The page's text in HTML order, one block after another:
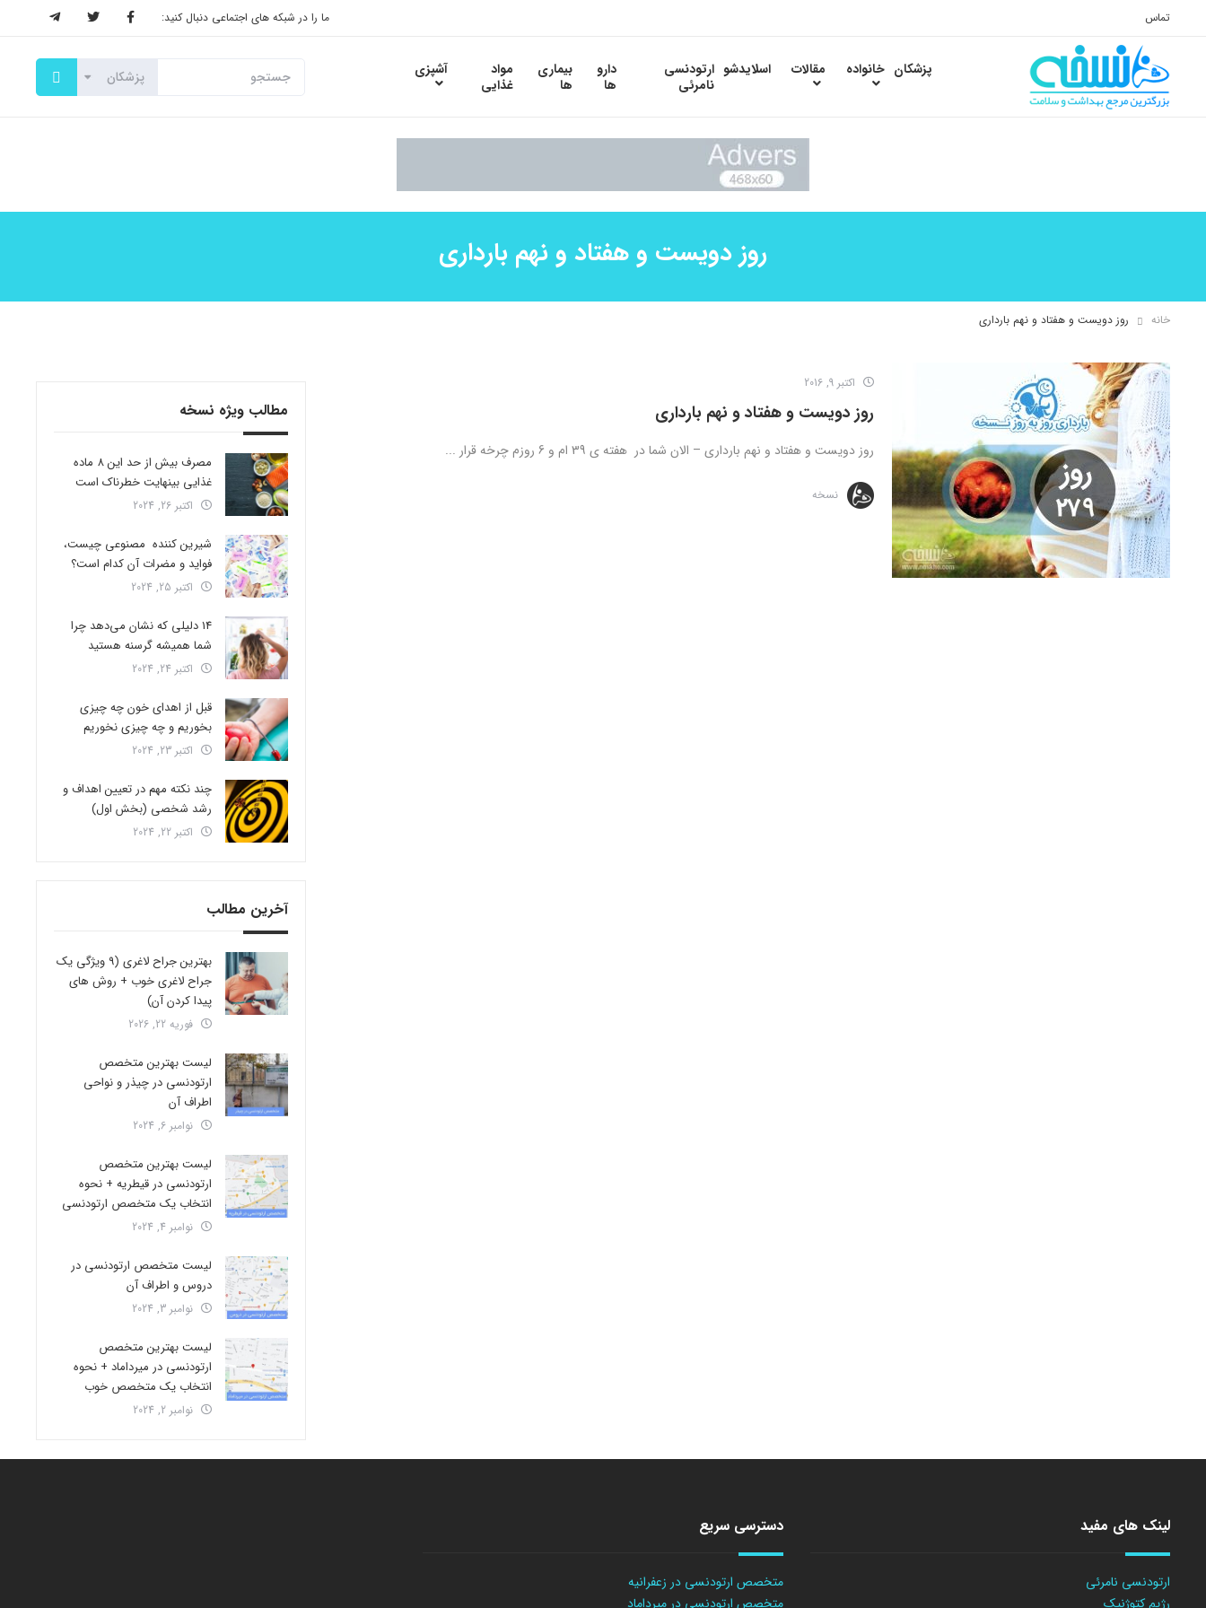
تماس ما را در شبکه های اجتماعی دنبال کنید:
پزشکان خانواده مقالات اسلایدشو ارتودنسی
نامرئی
دارو
ها
بیماری
ها
مواد
غذایی
آشپزی
روز دویست و هفتاد و نهم بارداری
خانه روز دویست و هفتاد و نهم بارداری
اکتبر 9, 2016
روز دویست و هفتاد و نهم بارداری
روز دویست و هفتاد و نهم بارداری – الان شما در هفته ی 39 ام و 6 روزم چرخه قرار ...
نسخه
مطالب ویژه نسخه
مصرف بیش از حد این 8 ماده
غذایی بینهایت خطرناک است
اکتبر 26, 2024
شیرین کننده مصنوعی چیست،
فواید و مضرات آن کدام است؟
اکتبر 25, 2024
14 دلیلی که نشان می‌دهد چرا
شما همیشه گرسنه هستید
اکتبر 24, 2024
قبل از اهدای خون چه چیزی
بخوریم و چه چیزی نخوریم
اکتبر 23, 2024
چند نکته مهم در تعیین اهداف و
رشد شخصی (بخش اول)
اکتبر 22, 2024
آخرین مطالب
بهترین جراح لاغری (9 ویژگی یک
جراح لاغری خوب + روش های
پیدا کردن آن)
فوریه 22, 2026
لیست بهترین متخصص
ارتودنسی در چیذر و نواحی
اطراف آن
نوامبر 6, 2024
لیست بهترین متخصص
ارتودنسی در قیطریه + نحوه
انتخاب یک متخصص ارتودنسی
نوامبر 4, 2024
لیست متخصص ارتودنسی در
دروس و اطراف آن
نوامبر 3, 2024
لیست بهترین متخصص
ارتودنسی در میرداماد + نحوه
انتخاب یک متخصص خوب
نوامبر 2, 2024
لینک های مفید
ارتودنسی نامرئی
رژیم کتوژنیک
دسترسی سریع
متخصص ارتودنسی در زعفرانیه
متخصص ارتودنسی در میرداماد